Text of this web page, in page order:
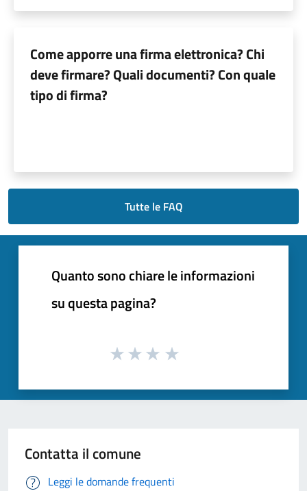
Come apporre una firma elettronica? Chi
deve firmare? Quali documenti? Con quale
tipo di firma?
Tutte le FAQ
Quanto sono chiare le informazioni
su questa pagina?
Contatta il comune
Leggi le domande frequenti